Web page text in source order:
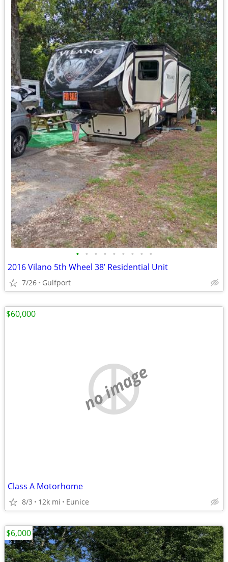
• • • • • • • • •
2016 Vilano 5th Wheel 38’ Residential Unit
7/26 Gulfport
no image
Class A Motorhome
8/3 12k mi Eunice
$60,000
$6,000